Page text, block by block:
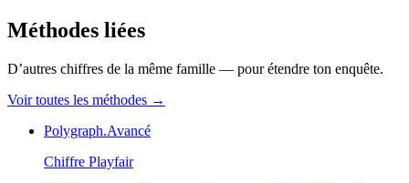
Méthodes liées
D’autres chiffres de la même famille — pour étendre ton enquête.
Voir toutes les méthodes →
Polygraph.Avancé
Chiffre Playfair